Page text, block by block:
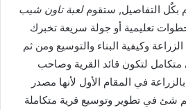
بكٌل التفاصيل, ستقوملعبة تاون شيب
تعليمية أو جولة سريعة تخبرك
وكيفية البناء والتوسيع ومن ثم
لتكون قائد القرية وصاحب
في المقام الأول لأنها مصدر
شئ في تطوير وتوسيع قرية متكاملة